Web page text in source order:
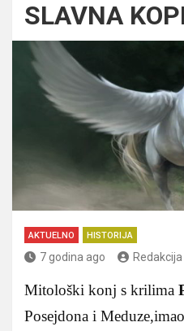
SLAVNA
AKTUELNO HISTORIJA
7 godina ago Redakcija
Mitološki konj s krilima
Posejdona i